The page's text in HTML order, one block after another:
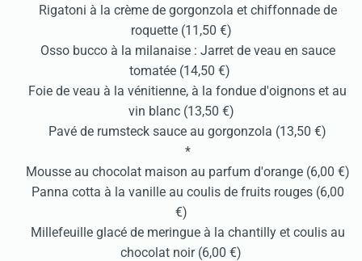
Rigatoni à la crème de gorgonzola et chiffonnade de
roquette (11,50 €)
Osso bucco à la milanaise : Jarret de veau en sauce
tomatée (14,50 €)
Foie de veau à la vénitienne, à la fondue d'oignons et au
vin blanc (13,50 €)
Pavé de rumsteck sauce au gorgonzola (13,50 €)
*
Mousse au chocolat maison au parfum d'orange (6,00 €)
Panna cotta à la vanille au coulis de fruits rouges (6,00
€)
Millefeuille glacé de meringue à la chantilly et coulis au
chocolat noir (6,00 €)